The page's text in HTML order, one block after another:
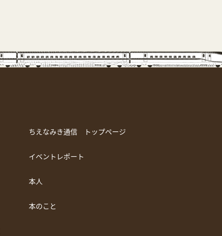
ちえなみき通信 トップページ
イベントレポート
本人
本のこと